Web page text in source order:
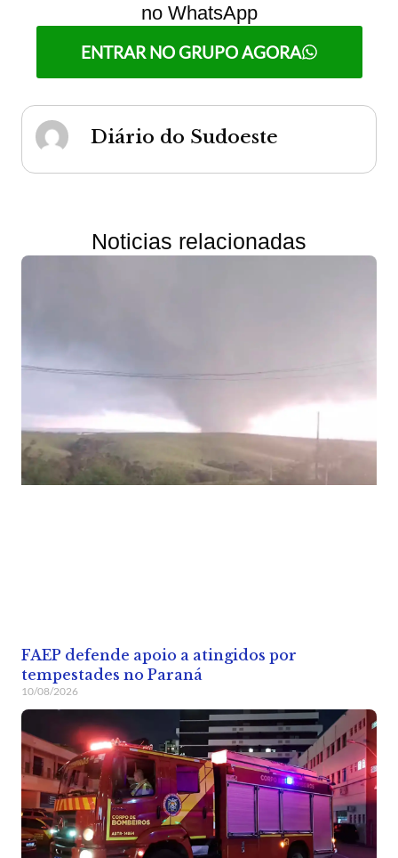
no WhatsApp
ENTRAR NO GRUPO AGORA
Diário do Sudoeste
Noticias relacionadas
FAEP defende apoio a atingidos por
tempestades no Paraná
10/08/2026